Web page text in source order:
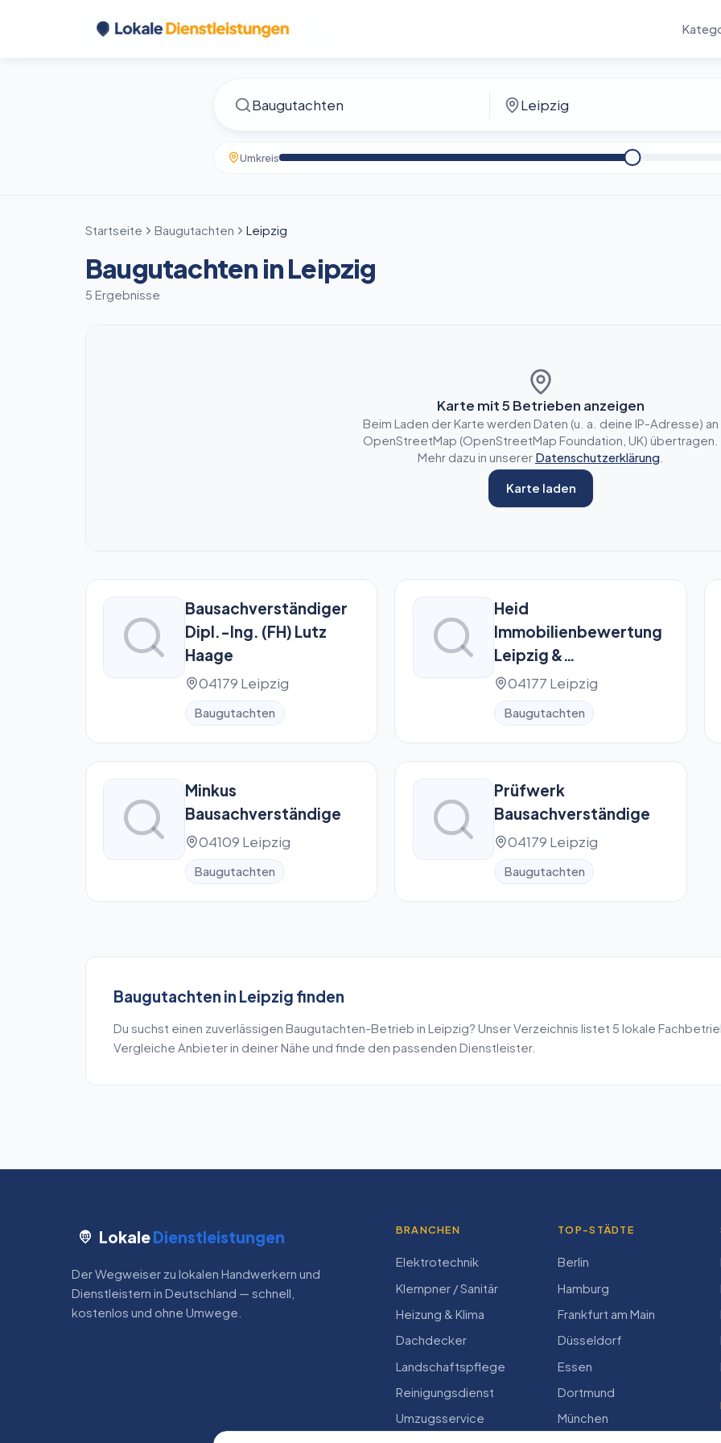
Umkreis
Startseite Baugutachten Leipzig
Baugutachten in Leipzig
5 Ergebnisse
Karte mit5 Betrieben anzeigen
Beim Laden der Karte werden Daten (u. a. deine IP-Adresse) an
OpenStreetMap (OpenStreetMap Foundation, UK) übertragen.
Mehr dazu in unserer Datenschutzerklärung
Karte laden
Bausachverständiger
Dipl.-Ing. (FH) Lutz
Haage
04179 Leipzig
Baugutachten
Heid
Immobilienbewertung
Leipzig &
Immobiliengutachter
sowie
Sachverständigen
GmbH
04177 Leipzig
Baugutachten
Minkus
Bausachverständige
04109 Leipzig
Baugutachten
Prüfwerk
Bausachverständige
04179 Leipzig
Baugutachten
Baugutachten in Leipzig finden
Du suchst einen zuverlässigen Baugutachten-Betrieb in Leipzig? Unser Verzeichnis listet 5 lokale
Vergleiche Anbieter in deiner Nähe und finde den passenden Dienstleister.
LokaleDienstleistungen
Der Wegweiser zu lokalen Handwerkern und
Dienstleistern in Deutschland — schnell,
kostenlos und ohne Umwege.
BRANCHEN
Elektrotechnik
Klempner / Sanitär
Heizung & Klima
Dachdecker
Landschaftspflege
Reinigungsdienst
Umzugsservice
TOP-STÄDTE
Berlin
Hamburg
Frankfurt am Main
Düsseldorf
Essen
Dortmund
München